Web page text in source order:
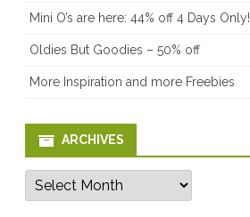
Mini O’s are here: 44% off 4 Days Only!
Oldies But Goodies – 50% off
More Inspiration and more Freebies
ARCHIVES
Archives